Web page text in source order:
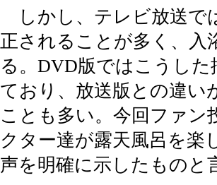
しかし、テレビ放送で
正されることが多く、入
る。DVD版ではこうし
ており、放送版との違い
ことも多い。今回ファン
クター達が露天風呂を楽
声を明確に示したものと